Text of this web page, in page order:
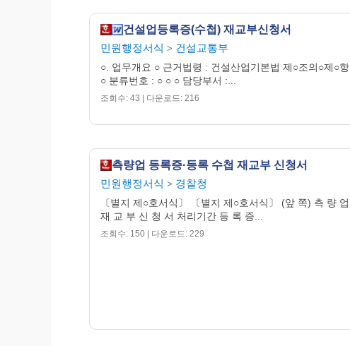
건설업등록증(수첩) 재교부신청서
민원행정서식 > 건설교통부
○. 업무개요 ○ 근거법령 : 건설산업기본법 제○조의○제○항
○ 분류번호 : ○ ○ ○ 담당부서 :...
조회수: 43 | 다운로드: 216
측량업 등록증·등록 수첩 재교부 신청서
민원행정서식 > 경찰청
〔별지 제○호서식〕 〔별지 제○호서식〕 (앞 쪽) 측 량 업
재 교 부 신 청 서 처리기간 등 록 증...
조회수: 150 | 다운로드: 229